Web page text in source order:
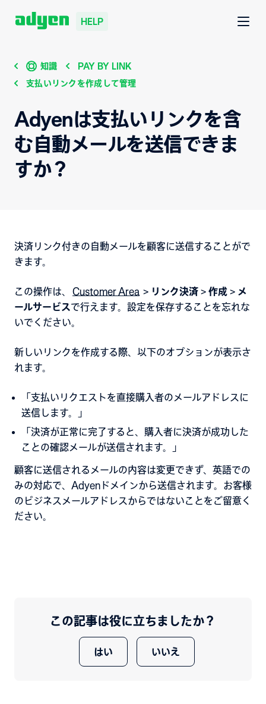
HELP
知識 PAY BY LINK
支払いリンクを作成して管理
Adyenは支払いリンクを含
む自動メールを送信できま
すか？
決済リンク付きの自動メールを顧客に送信することがで
きます。
この操作は、 Customer Area > リンク決済 > 作成 > メ
ールサービスで行えます。設定を保存することを忘れな
いでください。
新しいリンクを作成する際、以下のオプションが表示さ
れます。
「支払いリクエストを直接購入者のメールアドレスに
送信します。」
「決済が正常に完了すると、購入者に決済が成功した
ことの確認メールが送信されます。」
顧客に送信されるメールの内容は変更できず、英語での
みの対応で、Adyenドメインから送信されます。お客様
のビジネスメールアドレスからではないことをご留意く
ださい。
この記事は役に立ちましたか？
はい いいえ